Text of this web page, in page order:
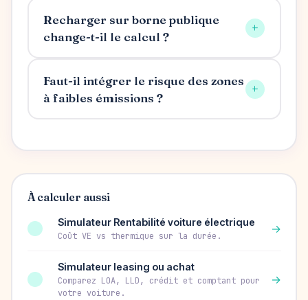
Recharger sur borne publique
change-t-il le calcul ?
+
Faut-il intégrer le risque des zones
à faibles émissions ?
+
À calculer aussi
Simulateur Rentabilité voiture électrique
Coût VE vs thermique sur la durée.
→
Simulateur leasing ou achat
Comparez LOA, LLD, crédit et comptant pour
votre voiture.
→